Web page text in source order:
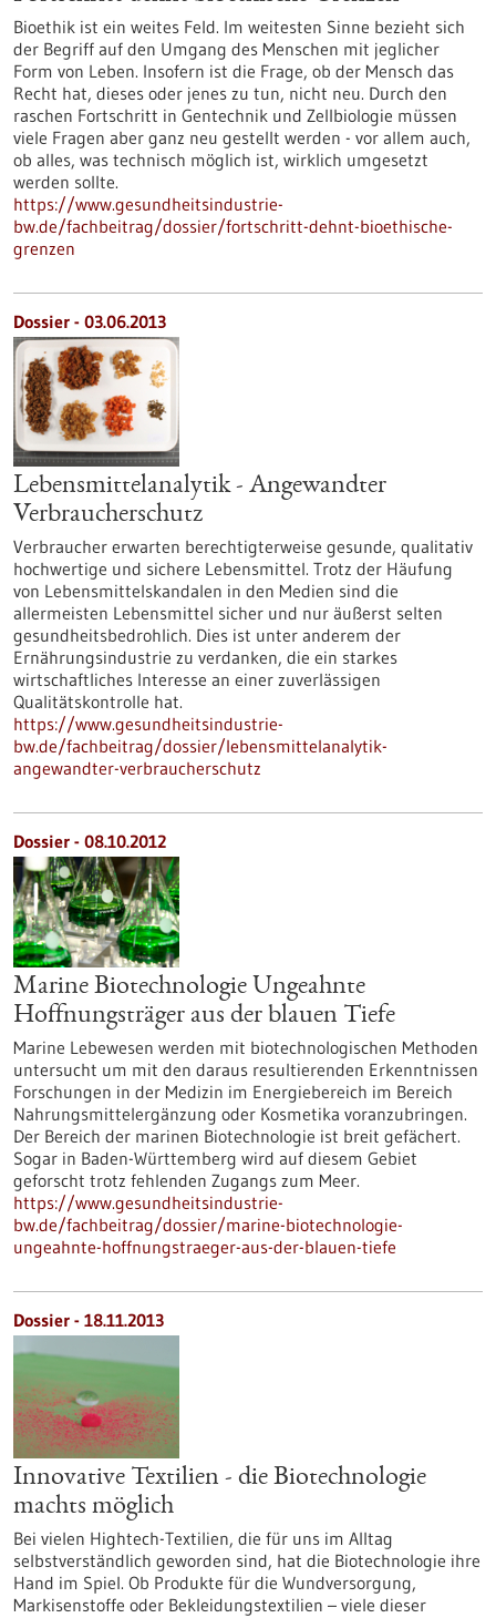
Bioethik ist ein weites Feld. Im weitesten Sinne bezieht sich
der Begriff auf den Umgang des Menschen mit jeglicher
Form von Leben. Insofern ist die Frage, ob der Mensch das
Recht hat, dieses oder jenes zu tun, nicht neu. Durch den
raschen Fortschritt in Gentechnik und Zellbiologie müssen
viele Fragen aber ganz neu gestellt werden - vor allem auch,
ob alles, was technisch möglich ist, wirklich umgesetzt
werden sollte.
https://www.gesundheitsindustrie-
bw.de/fachbeitrag/dossier/fortschritt-dehnt-bioethische-
grenzen
Dossier - 03.06.2013
Lebensmittelanalytik - Angewandter
Verbraucherschutz
Verbraucher erwarten berechtigterweise gesunde, qualitativ
hochwertige und sichere Lebensmittel. Trotz der Häufung
von Lebensmittelskandalen in den Medien sind die
allermeisten Lebensmittel sicher und nur äußerst selten
gesundheitsbedrohlich. Dies ist unter anderem der
Ernährungsindustrie zu verdanken, die ein starkes
wirtschaftliches Interesse an einer zuverlässigen
Qualitätskontrolle hat.
https://www.gesundheitsindustrie-
bw.de/fachbeitrag/dossier/lebensmittelanalytik-
angewandter-verbraucherschutz
Dossier - 08.10.2012
Marine Biotechnologie Ungeahnte
Hoffnungsträger aus der blauen Tiefe
Marine Lebewesen werden mit biotechnologischen Methoden
untersucht um mit den daraus resultierenden Erkenntnissen
Forschungen in der Medizin im Energiebereich im Bereich
Nahrungsmittelergänzung oder Kosmetika voranzubringen.
Der Bereich der marinen Biotechnologie ist breit gefächert.
Sogar in Baden-Württemberg wird auf diesem Gebiet
geforscht trotz fehlenden Zugangs zum Meer.
https://www.gesundheitsindustrie-
bw.de/fachbeitrag/dossier/marine-biotechnologie-
ungeahnte-hoffnungstraeger-aus-der-blauen-tiefe
Dossier - 18.11.2013
Innovative Textilien - die Biotechnologie
machts möglich
Bei vielen Hightech-Textilien, die für uns im Alltag
selbstverständlich geworden sind, hat die Biotechnologie ihre
Hand im Spiel. Ob Produkte für die Wundversorgung,
Markisenstoffe oder Bekleidungstextilien – viele dieser